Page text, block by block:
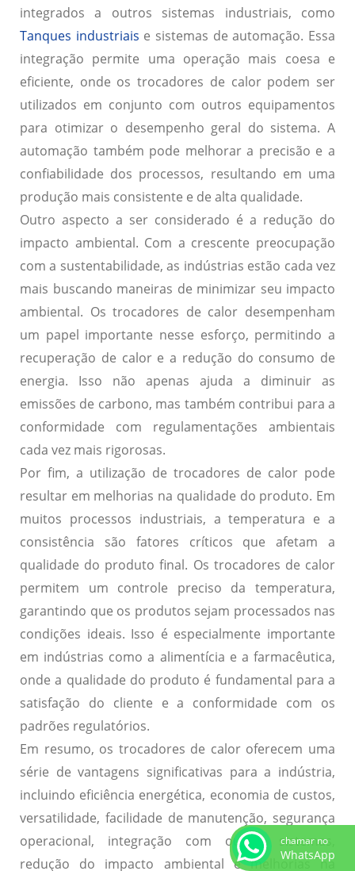
integrados a outros sistemas industriais, como
Tanques industriais e sistemas de automação. Essa
integração permite uma operação mais coesa e
eficiente, onde os trocadores de calor podem ser
utilizados em conjunto com outros equipamentos
para otimizar o desempenho geral do sistema. A
automação também pode melhorar a precisão e a
confiabilidade dos processos, resultando em uma
produção mais consistente e de alta qualidade.
Outro aspecto a ser considerado é a redução do
impacto ambiental. Com a crescente preocupação
com a sustentabilidade, as indústrias estão cada vez
mais buscando maneiras de minimizar seu impacto
ambiental. Os trocadores de calor desempenham
um papel importante nesse esforço, permitindo a
recuperação de calor e a redução do consumo de
energia. Isso não apenas ajuda a diminuir as
emissões de carbono, mas também contribui para a
conformidade com regulamentações ambientais
cada vez mais rigorosas.
Por fim, a utilização de trocadores de calor pode
resultar em melhorias na qualidade do produto. Em
muitos processos industriais, a temperatura e a
consistência são fatores críticos que afetam a
qualidade do produto final. Os trocadores de calor
permitem um controle preciso da temperatura,
garantindo que os produtos sejam processados nas
condições ideais. Isso é especialmente importante
em indústrias como a alimentícia e a farmacêutica,
onde a qualidade do produto é fundamental para a
satisfação do cliente e a conformidade com os
padrões regulatórios.
Em resumo, os trocadores de calor oferecem uma
série de vantagens significativas para a indústria,
incluindo eficiência energética, economia de custos,
versatilidade, facilidade de manutenção, segurança
operacional, integração com outros sistemas,
redução do impacto ambiental e melhorias na
chamar no
WhatsApp